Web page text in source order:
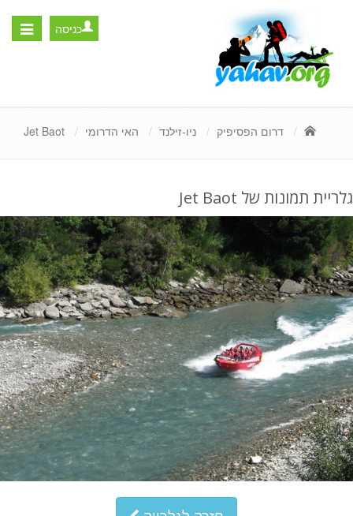
Toggle
כניסה
דרום הפסיפיק ניו-זילנד האי הדרומי Jet Baot
גלריית תמונות של Jet Baot